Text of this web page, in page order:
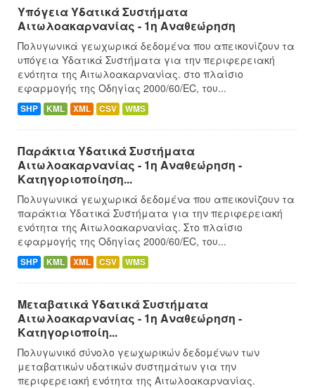
Υπόγεια Υδατικά Συστήματα
Αιτωλοακαρνανίας - 1η Αναθεώρηση
Πολυγωνικά γεωχωρικά δεδομένα που απεικονίζουν τα
υπόγεια Υδατικά Συστήματα για την περιφερειακή
ενότητα της Αιτωλοακαρνανίας. στο πλαίσιο
εφαρμογής της Οδηγίας 2000/60/EC, του...
SHP KML XML CSV WMS
Παράκτια Υδατικά Συστήματα
Αιτωλοακαρνανίας - 1η Αναθεώρηση -
Κατηγοριοποίηση...
Πολυγωνικά γεωχωρικά δεδομένα που απεικονίζουν τα
παράκτια Υδατικά Συστήματα για την περιφερειακή
ενότητα της Αιτωλοακαρνανίας. Στο πλαίσιο
εφαρμογής της Οδηγίας 2000/60/EC, του...
SHP KML XML CSV WMS
Μεταβατικά Υδατικά Συστήματα
Αιτωλοακαρνανίας - 1η Αναθεώρηση -
Κατηγοριοποίη...
Πολυγωνικό σύνολο γεωχωρικών δεδομένων των
μεταβατικών υδατικών συστημάτων για την
περιφερειακή ενότητα της Αιτωλοακαρνανίας.